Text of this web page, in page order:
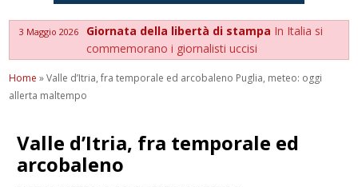
3 Maggio 2026 Giornata della libertà di stampa In Italia si
commemorano i giornalisti uccisi
Home »Valle d’Itria, fra temporale ed arcobaleno Puglia, meteo: oggi
allerta maltempo
Valle d’Itria, fra temporale ed
arcobaleno